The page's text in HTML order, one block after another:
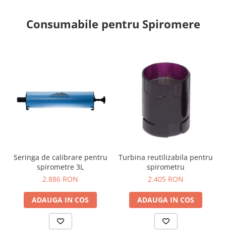
Consumabile pentru Spiromere
Seringa de calibrare pentru
spirometre 3L
2.886 RON
ADAUGA IN COS
Turbina reutilizabila pentru
spirometru
2.405 RON
ADAUGA IN COS